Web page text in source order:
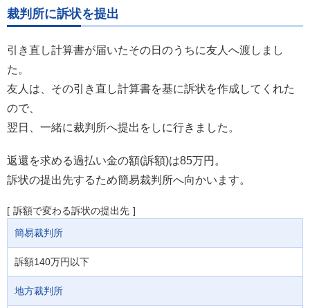
裁判所に訴状を提出
引き直し計算書が届いたその日のうちに友人へ渡しまし
た。
友人は、その引き直し計算書を基に訴状を作成してくれた
ので、
翌日、一緒に裁判所へ提出をしに行きました。
返還を求める過払い金の額(訴額)は85万円。
訴状の提出先するため簡易裁判所へ向かいます。
訴額で変わる訴状の提出先
簡易裁判所
訴額140万円以下
地方裁判所